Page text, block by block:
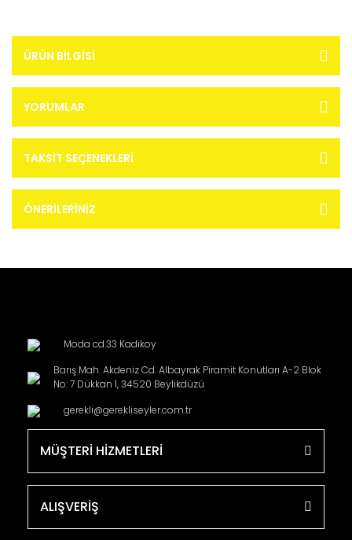
ÜRÜN BILGISI
YORUMLAR
TAKSIT SEÇENEKLERI
ÖNERILERINIZ
Moda cd.33 Kadikoy
Barış Mah. Akdeniz Cd. Albayrak Piramit Konutları A-2 Blok
No: 7 Dükkan 1, 34520 Beylikdüzü
gerekli@gerekliseyler.com.tr
MÜŞTERİ HİZMETLERİ
ALIŞVERİŞ